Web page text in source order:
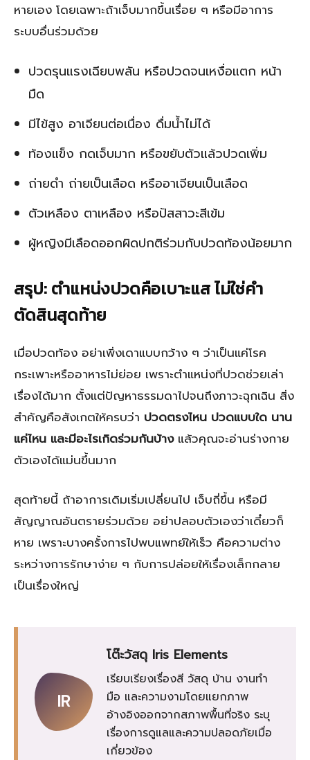
หายเอง โดยเฉพาะถ้าเจ็บมากขึ้นเรื่อย ๆ หรือมีอาการ
ระบบอื่นร่วมด้วย
ปวดรุนแรงเฉียบพลัน หรือปวดจนเหงื่อแตก หน้า
มืด
มีไข้สูง อาเจียนต่อเนื่อง ดื่มน้ำไม่ได้
ท้องแข็ง กดเจ็บมาก หรือขยับตัวแล้วปวดเพิ่ม
ถ่ายดำ ถ่ายเป็นเลือด หรืออาเจียนเป็นเลือด
ตัวเหลือง ตาเหลือง หรือปัสสาวะสีเข้ม
ผู้หญิงมีเลือดออกผิดปกติร่วมกับปวดท้องน้อยมาก
สรุป: ตำแหน่งปวดคือเบาะแส ไม่ใช่คำ
ตัดสินสุดท้าย
เมื่อปวดท้อง อย่าเพิ่งเดาแบบกว้าง ๆ ว่าเป็นแค่โรค
กระเพาะหรืออาหารไม่ย่อย เพราะตำแหน่งที่ปวดช่วยเล่า
เรื่องได้มาก ตั้งแต่ปัญหาธรรมดาไปจนถึงภาวะฉุกเฉิน สิ่ง
สำคัญคือสังเกตให้ครบว่า ปวดตรงไหน ปวดแบบใด นาน
แค่ไหน และมีอะไรเกิดร่วมกันบ้างแล้วคุณจะอ่านร่างกาย
ตัวเองได้แม่นขึ้นมาก
สุดท้ายนี้ ถ้าอาการเดิมเริ่มเปลี่ยนไป เจ็บถี่ขึ้น หรือมี
สัญญาณอันตรายร่วมด้วย อย่าปลอบตัวเองว่าเดี๋ยวก็
หาย เพราะบางครั้งการไปพบแพทย์ให้เร็ว คือความต่าง
ระหว่างการรักษาง่าย ๆ กับการปล่อยให้เรื่องเล็กกลาย
เป็นเรื่องใหญ่
IR
โต๊ะวัสดุ Iris Elements
เรียบเรียงเรื่องสี วัสดุ บ้าน งานทำ
มือ และความงามโดยแยกภาพ
อ้างอิงออกจากสภาพพื้นที่จริง ระบุ
เรื่องการดูแลและความปลอดภัยเมื่อ
เกี่ยวข้อง